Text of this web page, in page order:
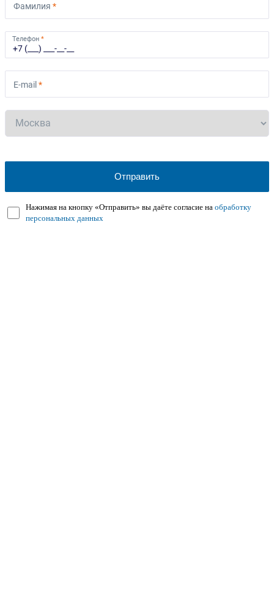
Фамилия *
Телефон *
E-mail *
Нажимая на кнопку «Отправить» вы даёте согласие на обработку
персональных данных